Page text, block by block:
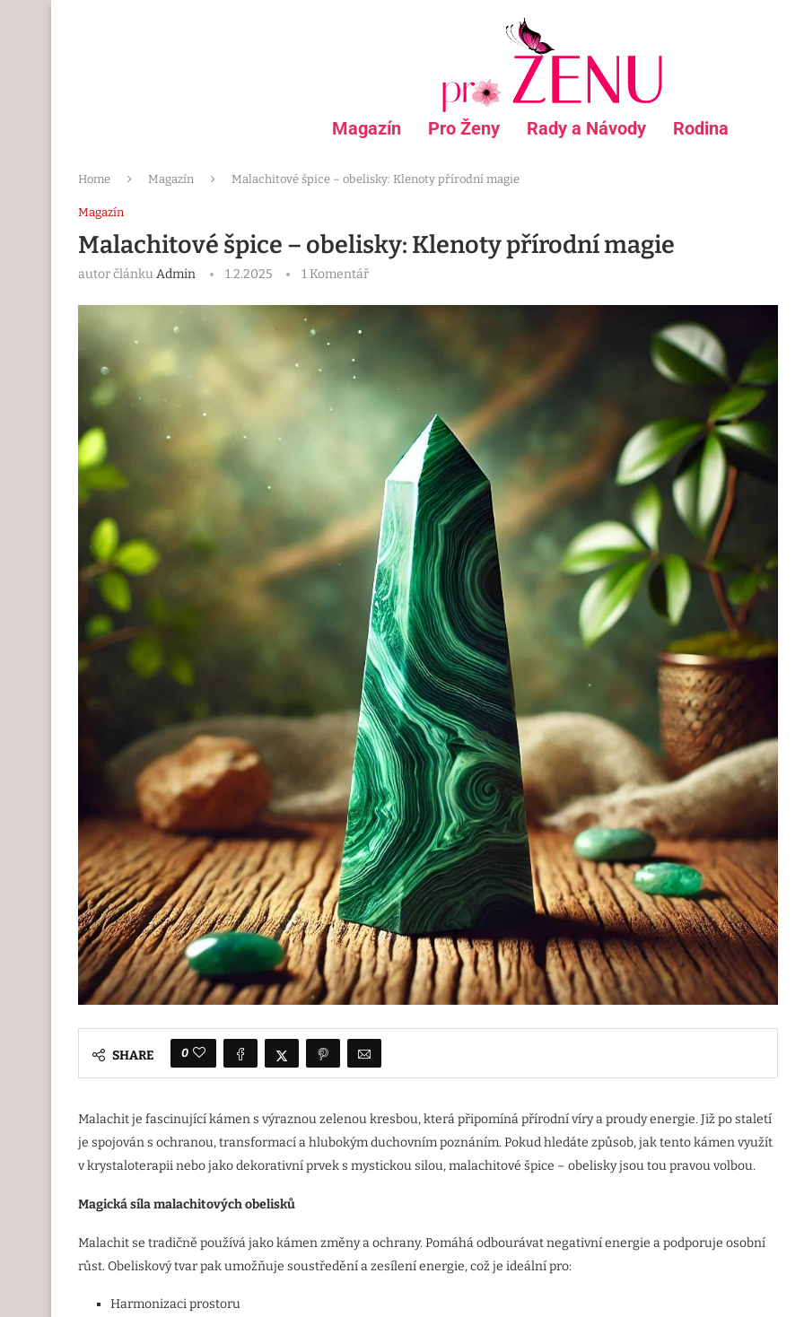
Magazín Pro Ženy Rady a Návody Rodina
Home Magazín Malachitové špice – obelisky: Klenoty přírodní magie
Magazín
Malachitové špice – obelisky: Klenoty přírodní magie
autor článkuAdmin 1.2.2025 1 Komentář
SHARE 0
Malachit je fascinující kámen s výraznou zelenou kresbou, která připomíná přírodní víry a proudy energie. Již po staletí
je spojován s ochranou, transformací a hlubokým duchovním poznáním. Pokud hledáte způsob, jak tento kámen využít
v krystaloterapii nebo jako dekorativní prvek s mystickou silou, malachitové špice – obelisky jsou tou pravou volbou.
Magická síla malachitových obelisků
Malachit se tradičně používá jako kámen změny a ochrany. Pomáhá odbourávat negativní energie a podporuje osobní
růst. Obeliskový tvar pak umožňuje soustředění a zesílení energie, což je ideální pro:
Harmonizaci prostoru